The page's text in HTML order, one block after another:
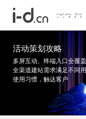
活动策划攻略
多屏互动、终端入口全覆
全渠道建站需求满足不同
使用习惯，触达客户